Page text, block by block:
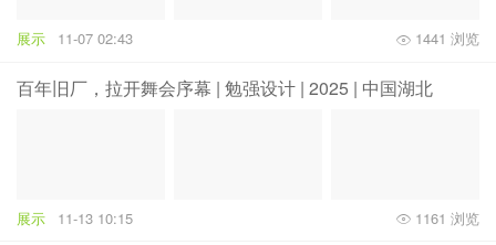
展示 11-07 02:43 1441 浏览
百年旧厂，拉开舞会序幕 | 勉强设计 | 2025 | 中国湖北
展示 11-13 10:15 1161 浏览